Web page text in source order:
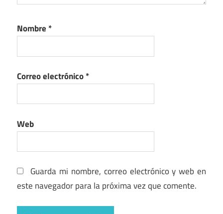
Nombre *
Correo electrónico*
Web
Guarda mi nombre, correo electrónico y web en
este navegador para la próxima vez que comente.